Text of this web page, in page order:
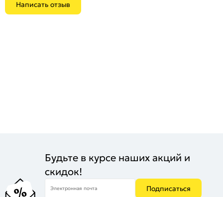
Написать отзыв
Будьте в курсе наших акций и
скидок!
Электронная почта Подписаться